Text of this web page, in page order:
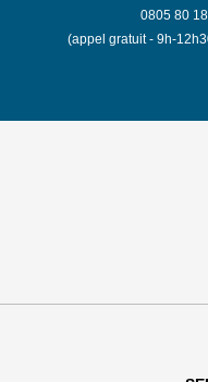
0805 80
(appel gratuit - 9h-